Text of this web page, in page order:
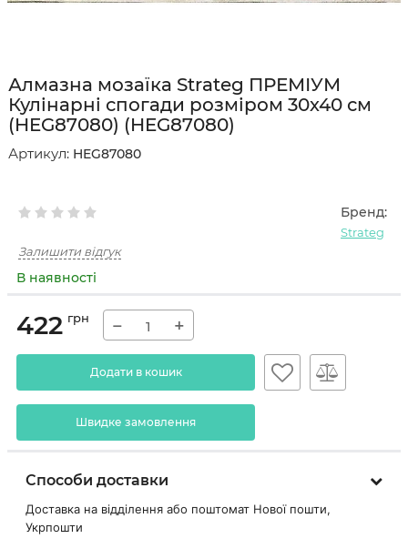
Алмазна мозаїка Strateg ПРЕМІУМ
Кулінарні спогади розміром 30х40 см
(HEG87080) (HEG87080)
Артикул: HEG87080
Бренд:
Strateg
Залишити відгук
В наявності
422 грн − +
Додати в кошик
Швидке замовлення
Способи доставки
Доставка на відділення або поштомат Нової пошти,
Укрпошти